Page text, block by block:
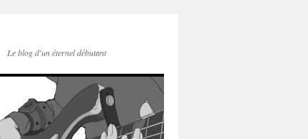
Le blog d'un éternel débutant